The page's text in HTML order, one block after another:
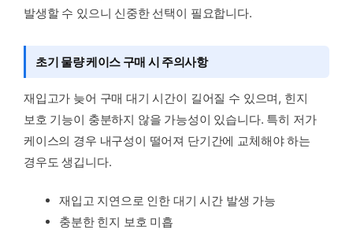
발생할 수 있으니 신중한 선택이 필요합니다.
초기 물량 케이스 구매 시 주의사항
재입고가 늦어 구매 대기 시간이 길어질 수 있으며, 힌지
보호 기능이 충분하지 않을 가능성이 있습니다. 특히 저가
케이스의 경우 내구성이 떨어져 단기간에 교체해야 하는
경우도 생깁니다.
재입고 지연으로 인한 대기 시간 발생 가능
충분한 힌지 보호 미흡